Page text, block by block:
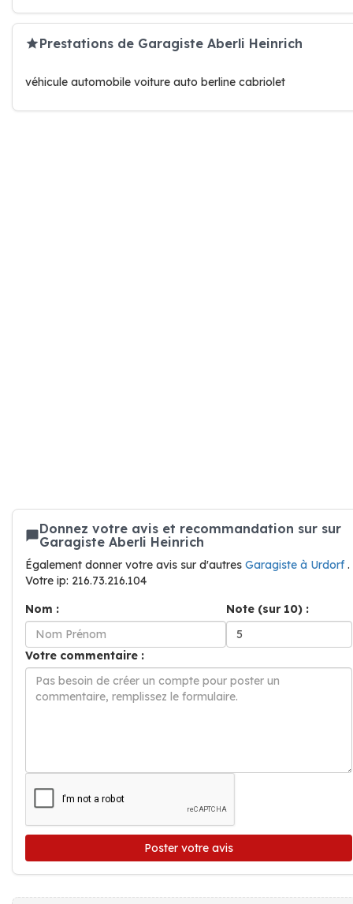
Prestations de Garagiste Aberli Heinrich
véhicule automobile voiture auto berline cabriolet
Donnez votre avis et recommandation sur sur
Garagiste Aberli Heinrich
Également donner votre avis sur d'autres Garagiste à Urdorf.
Votre ip: 216.73.216.104
Nom :
Note (sur 10) :
Votre commentaire :
Poster votre avis